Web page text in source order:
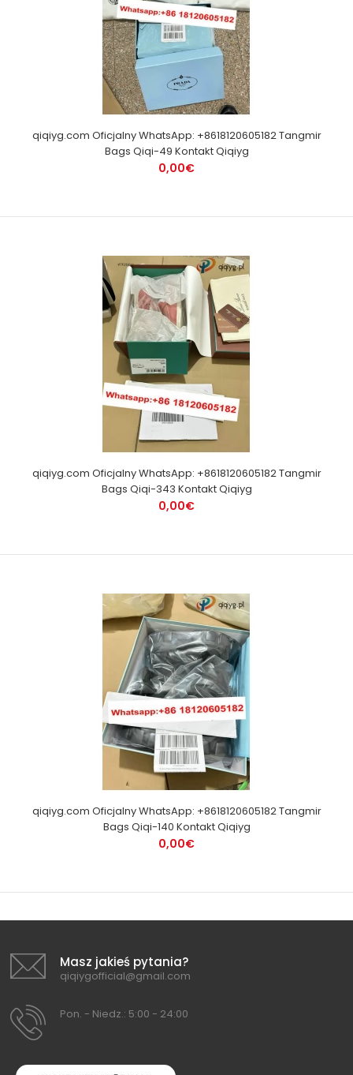
qiqiyg.com Oficjalny WhatsApp: +8618120605182 Tangmir
Bags Qiqi-49 Kontakt Qiqiyg
0,00€
qiqiyg.com Oficjalny WhatsApp: +8618120605182 Tangmir
Bags Qiqi-343 Kontakt Qiqiyg
0,00€
qiqiyg.com Oficjalny WhatsApp: +8618120605182 Tangmir
Bags Qiqi-140 Kontakt Qiqiyg
0,00€
Masz jakieś pytania?
qiqiygofficial@gmail.com
Pon. - Niedz.: 5:00 - 24:00